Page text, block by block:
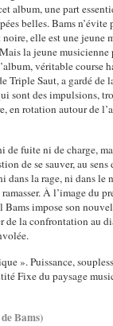
album, une part
belles. Bams
elle est une jeune
la jeune
véritable course
Triple Saut, a gardé
sont des impulsions,
en rotation autour de
de fuite ni de charge,
de se sauver, au
dans la rage, ni dans
À l’image du
Bams impose son
de la confrontation au
». Puissance,
Fixe du paysage
Bams)